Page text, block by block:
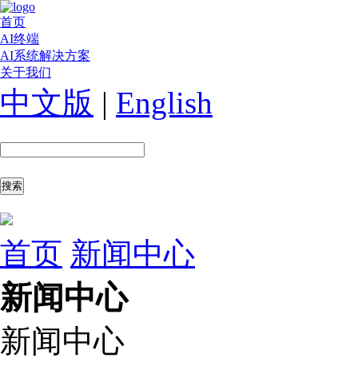
首页
AI终端
AI系统解决方案
关于我们
中文版 | English
首页 新闻中心
新闻中心
新闻中心